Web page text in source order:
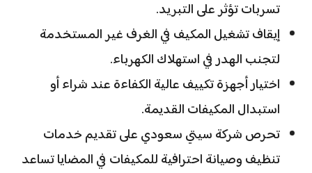
تسربات تؤثر على التبريد.
إيقاف تشغيل المكيف في الغرف غير المستخدمة
لتجنب الهدر في استهلاك الكهرباء.
اختيار أجهزة تكييف عالية الكفاءة عند شراء أو
استبدال المكيفات القديمة.
تحرص شركة سيتي سعودي على تقديم خدمات
تنظيف وصيانة احترافية للمكيفات في المضايا تساعد